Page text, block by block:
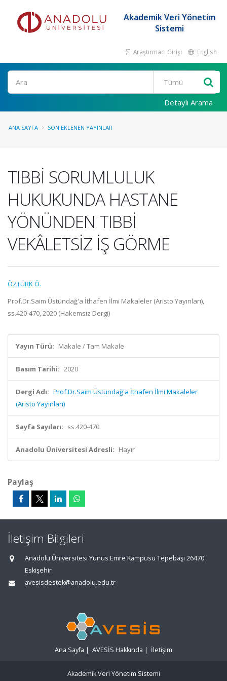
Akademik Veri Yönetim
Sistemi
Araştırmacı Girişi English
Ara
Detaylı Arama
ANA SAYFA SON EKLENEN YAYINLAR
TIBBİ SORUMLULUK
HUKUKUNDA HASTANE
YÖNÜNDEN TIBBİ
VEKÂLETSİZ İŞ GÖRME
ÖZTÜRK Ö.
Prof.Dr.Saim Üstündağ'a İthafen İlmi Makaleler (Aristo Yayınları),
ss.420-470, 2020 (Hakemsiz Dergi)
Yayın Türü: Makale / Tam Makale
Basım Tarihi: 2020
Dergi Adı: Prof.Dr.Saim Üstündağ'a İthafen İlmi Makaleler
(Aristo Yayınları)
Sayfa Sayıları: ss.420-470
Anadolu Üniversitesi Adresli: Hayır
Paylaş
İletişim Bilgileri
Anadolu Üniversitesi Yunus Emre Kampüsü Tepebaşı 26470
Eskişehir
avesisdestek@anadolu.edu.tr
Ana Sayfa | AVESİS Hakkında | İletişim
Akademik Veri Yönetim Sistemi